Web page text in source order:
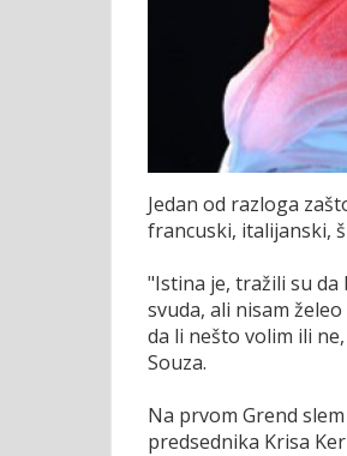
Jedan od razloga
francuski, italijanski,
"Istina je, tražili su da
svuda, ali nisam
da li nešto volim ili
Souza.
Na prvom Grend
predsednika Krisa